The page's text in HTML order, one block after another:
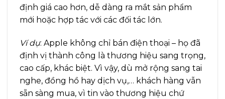
định giá cao hơn, dễ dàng ra mắt sản phẩm
mới hoặc hợp tác với các đối tác lớn.
Ví dụ: Apple không chỉ bán điện thoại – họ đã
định vị thành công là thương hiệu sang trọng,
cao cấp, khác biệt. Vì vậy, dù mở rộng sang tai
nghe, đồng hồ hay dịch vụ,… khách hàng vẫn
sẵn sàng mua, vì tin vào thương hiệu chứ